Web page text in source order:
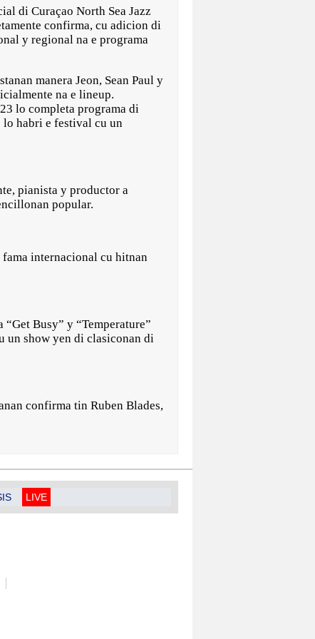
di Curaçao North Sea Jazz
confirma, cu adicion di
y regional na e programa
manera Jeon, Sean Paul y
na e lineup.
lo completa programa di
lo habri e festival cu un
pianista y productor a
popular.
fama internacional cu hitnan
Busy” y “Temperature”
un show yen di clasiconan di
confirma tin Ruben Blades,
LIVE